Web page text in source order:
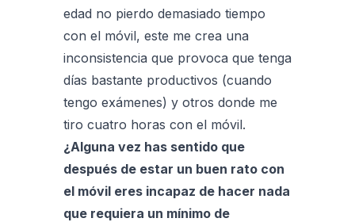
edad no pierdo demasiado tiempo
con el móvil, este me crea una
inconsistencia que provoca que tenga
días bastante productivos (cuando
tengo exámenes) y otros donde me
tiro cuatro horas con el móvil.
¿Alguna vez has sentido que
después de estar un buen rato con
el móvil eres incapaz de hacer nada
que requiera un mínimo de